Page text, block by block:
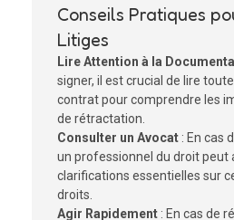
Conseils Pratiques
Litiges
Lire Attention à la
signer, il est crucial de lire
contrat pour comprendre les
de rétractation.
Consulter un Avocat : En cas
un professionnel du droit peut
clarifications essentielles sur
droits.
Agir Rapidement : En cas de